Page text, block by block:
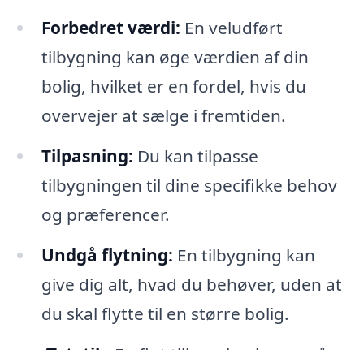
Forbedret værdi: En veludført
tilbygning kan øge værdien af din
bolig, hvilket er en fordel, hvis du
overvejer at sælge i fremtiden.
Tilpasning: Du kan tilpasse
tilbygningen til dine specifikke behov
og præferencer.
Undgå flytning: En tilbygning kan
give dig alt, hvad du behøver, uden at
du skal flytte til en større bolig.